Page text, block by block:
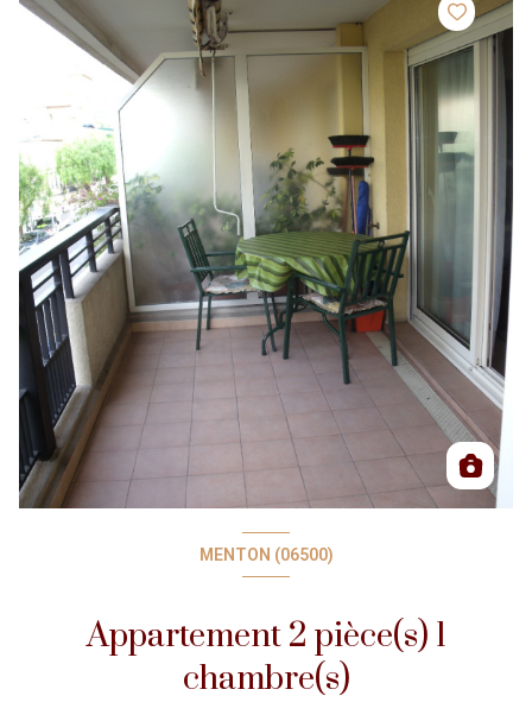
MENTON (06500)
Appartement 2 pièce(s) 1
chambre(s)